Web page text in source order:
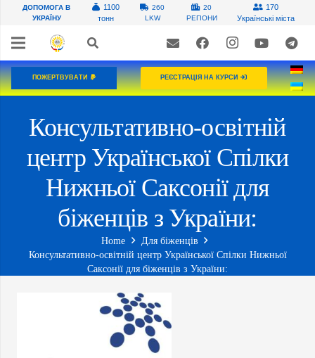
ДОПОМОГА В
УКРАЇНУ
1100
тонн
260
LKW
20
РЕГІОНИ
170
Українські міста
ПОЖЕРТВУВАТИ РЕЄСТРАЦІЯ НА КУРСИ
Консультативно-освітній
центр Української Спілки
Нижньої Саксонії для
біженців з України:
Home
Для біженців
Консультативно-освітній центр Української Спілки Нижньої
Саксонії для біженців з України: